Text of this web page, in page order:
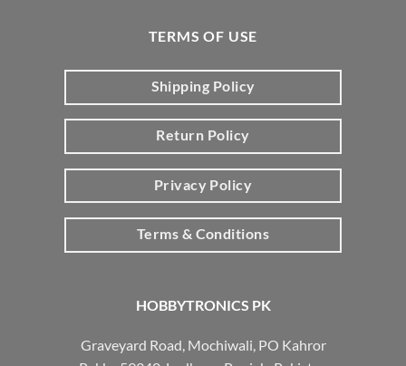
HOBBYTRONICS PK
Graveyard Road, Mochiwali, PO Kahror
TERMS OF USE
Shipping Policy
Return Policy
Privacy Policy
Terms & Conditions